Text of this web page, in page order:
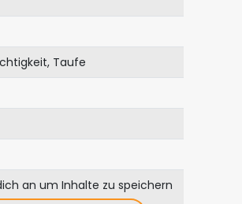
Taufe
an um Inhalte zu speichern